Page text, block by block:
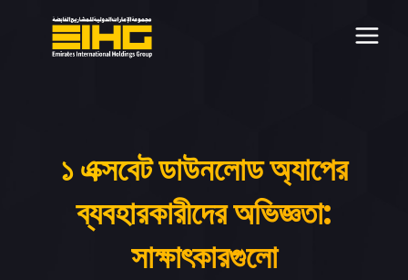
১ এক্সবেট ডাউনলোড অ্যাপের
ব্যবহারকারীদের অভিজ্ঞতা:
সাক্ষাৎকারগুলো